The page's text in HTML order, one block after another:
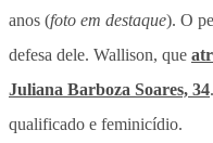
anos (foto em destaque). O
defesa dele. Wallison, que
Juliana Barboza Soares, 34
qualificado e feminicídio.